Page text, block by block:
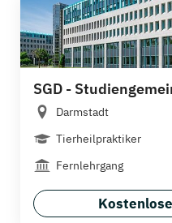
SGD -
Darmstadt
Tierheilpraktiker
Fernlehrgang